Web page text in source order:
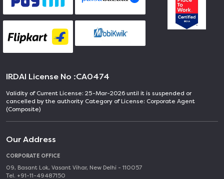
IRDAI License No :CA0474
Validity of Current License: 25-Mar-2026 until it is suspended or
cancelled by the authority Category of License: Corporate Agent
(Composite)
Our Address
CORPORATE OFFICE
09, Basant Lok, Vasant Vihar, New Delhi - 110057
Tel. +91-11-49487150